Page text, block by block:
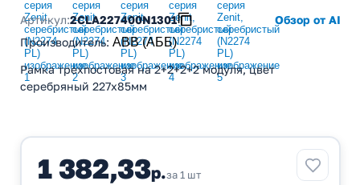
Артикул:2CLA227400N1301
Обзор от AI
Производитель: ABB (АББ)
Рамка трехпостовая на 2+2+2+2 модуля, цвет
серебряный 227х85мм
1 382,33р.за 1 шт